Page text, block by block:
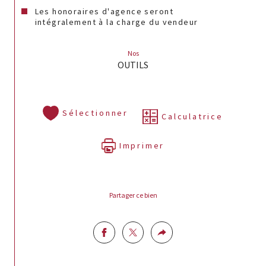
Les honoraires d'agence seront
intégralement à la charge du vendeur
Nos
OUTILS
Sélectionner Calculatrice
Imprimer
Partager ce bien